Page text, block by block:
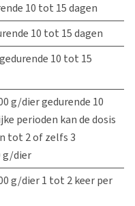
10 tot 15 dagen
10 tot 15 dagen
10 tot 15
g/dier gedurende 10
perioden kan de dosis
tot 2 of zelfs 3
g/dier
g/dier 1 tot 2 keer per